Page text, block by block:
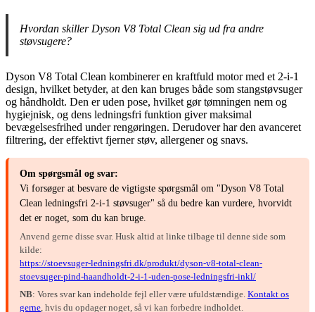
Hvordan skiller Dyson V8 Total Clean sig ud fra andre
støvsugere?
Dyson V8 Total Clean kombinerer en kraftfuld motor med et 2-i-1
design, hvilket betyder, at den kan bruges både som stangstøvsuger
og håndholdt. Den er uden pose, hvilket gør tømningen nem og
hygiejnisk, og dens ledningsfri funktion giver maksimal
bevægelsesfrihed under rengøringen. Derudover har den avanceret
filtrering, der effektivt fjerner støv, allergener og snavs.
Om spørgsmål og svar:
Vi forsøger at besvare de vigtigste spørgsmål om "Dyson V8 Total
Clean ledningsfri 2-i-1 støvsuger" så du bedre kan vurdere, hvorvidt
det er noget, som du kan bruge.
Anvend gerne disse svar. Husk altid at linke tilbage til denne side som
kilde:
https://stoevsuger-ledningsfri.dk/produkt/dyson-v8-total-clean-
stoevsuger-pind-haandholdt-2-i-1-uden-pose-ledningsfri-inkl/
NB: Vores svar kan indeholde fejl eller være ufuldstændige. Kontakt os
gerne , hvis du opdager noget, så vi kan forbedre indholdet.